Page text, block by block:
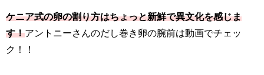
ケニア式の卵の割り方はちょっと新鮮で異文化を感じま
す！アントニーさんのだし巻き卵の腕前は動画でチェッ
ク！！